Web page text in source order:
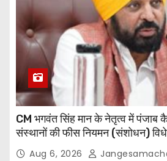
CM भगवंत सिंह मान के नेतृत्व में पंजाब
संस्थानों की फीस नियमन (संशोधन)
दी Aug 6, 2026